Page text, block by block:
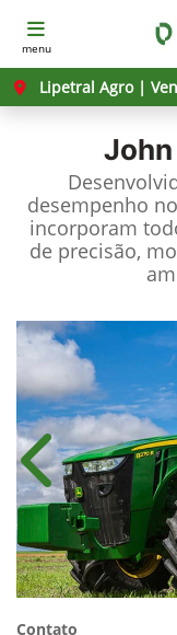
menu
Lipetral Agro |
desempenho
incorporam
de precisão,
Anterior
Contato